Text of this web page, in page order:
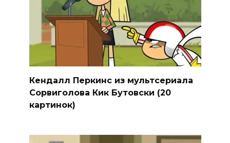
Кендалл Перкинс из мультсериала
Сорвиголова Кик Бутовски (20
картинок)